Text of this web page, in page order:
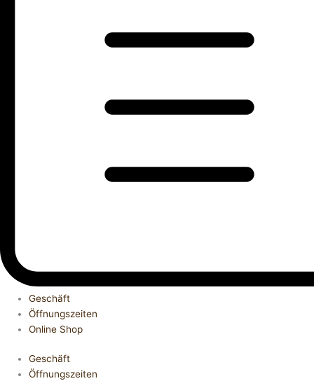
Geschäft
Öffnungszeiten
Online Shop
Geschäft
Öffnungszeiten